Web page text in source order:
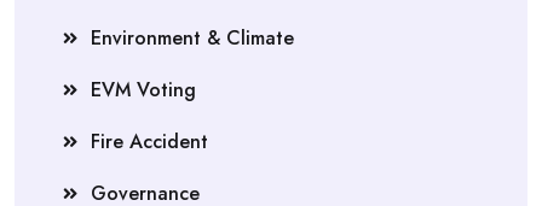
Environment & Climate
EVM Voting
Fire Accident
Governance